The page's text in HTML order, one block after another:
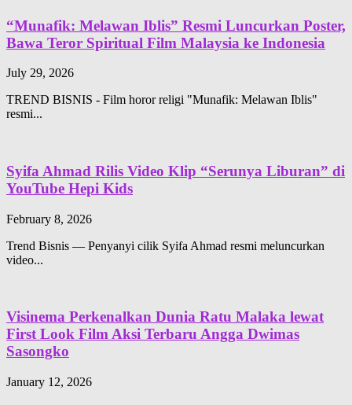
“Munafik: Melawan Iblis” Resmi Luncurkan Poster,
Bawa Teror Spiritual Film Malaysia ke Indonesia
July 29, 2026
TREND BISNIS - Film horor religi "Munafik: Melawan Iblis"
resmi...
Syifa Ahmad Rilis Video Klip “Serunya Liburan” di
YouTube Hepi Kids
February 8, 2026
Trend Bisnis — Penyanyi cilik Syifa Ahmad resmi meluncurkan
video...
Visinema Perkenalkan Dunia Ratu Malaka lewat
First Look Film Aksi Terbaru Angga Dwimas
Sasongko
January 12, 2026